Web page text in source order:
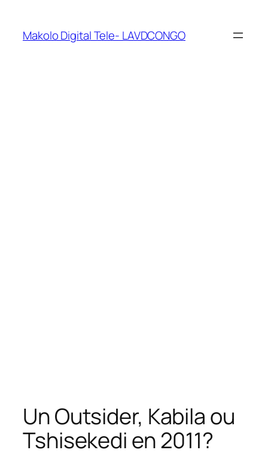
Makolo Digital Tele- LAVDCONGO
Un Outsider, Kabila ou
Tshisekedi en 2011?